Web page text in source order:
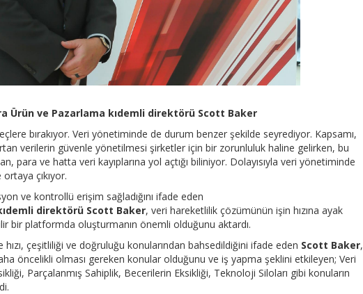
Ürün ve Pazarlama kıdemli direktörü Scott Baker
bırakıyor. Veri yönetiminde de durum benzer şekilde seyrediyor. Kapsamı,
verilerin güvenle yönetilmesi şirketler için bir zorunluluk haline gelirken, bu
para ve hatta veri kayıplarına yol açtığı biliniyor. Dolayısıyla veri yönetiminde
çıkıyor.
ve kontrollü erişim sağladığını ifade eden
direktörü Scott Baker, veri hareketlilik çözümünün işin hızına ayak
bir platformda oluşturmanın önemli olduğunu aktardı.
çeşitliliği ve doğruluğu konularından bahsedildiğini ifade eden Scott Baker,
öncelikli olması gereken konular olduğunu ve iş yapma şeklini etkileyen; Veri
Parçalanmış Sahiplik, Becerilerin Eksikliği, Teknoloji Siloları gibi konuların